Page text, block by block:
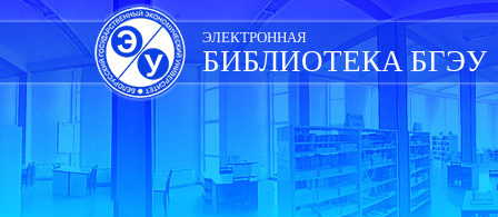
Skip
navigation
ЭЛЕКТРОННАЯ
БИБЛИОТЕКА БГЭУ